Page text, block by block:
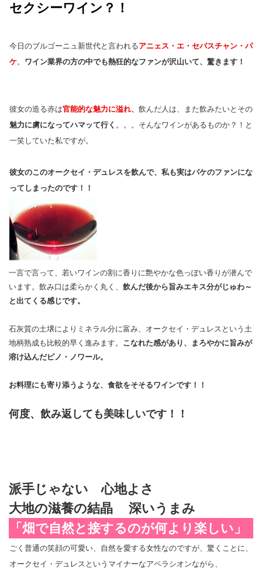
セクシーワイン？！
今日のブルゴーニュ新世代と言われるアニェス・エ・ セバスチャン・パ
ケ。 ワイン業界の方の中でも熱狂的なファンが沢山いて、驚きます！
彼女の造る赤は官能的な魅力に溢れ、 飲んだ人は、また飲みたいとその
魅力に虜になってハマッて行く 。。。そんなワインがあるものか？！と
一笑していた私ですが。
彼女のこのオークセイ・デュレスを飲んで、私も実はパケのファンにな
ってしまったのです！！
一言で言って、若いワインの割に香りに艶やかな色っぽい香りが潜んで
います。飲み口は柔らかく丸く、 飲んだ後から旨みエキス分がじゅわ～
と出てくる感じです。
石灰質の土壌によりミネラル分に富み、オークセイ・デュレスという土
地柄熟成も比較的早く進みます。 こなれた感があり、まろやかに旨みが
溶け込んだピノ・ノワール。
お料理にも寄り添うような、食欲をそそるワインです！！
何度、飲み返しても美味しいです！！
派手じゃない 心地よさ
大地の滋養の結晶 深いうまみ
「畑で自然と接するのが何より楽しい」
ごく普通の笑顔の可愛い、自然を愛する女性なのですが、驚くことに、
オークセイ・デュレスというマイナーなアペラシオンながら、